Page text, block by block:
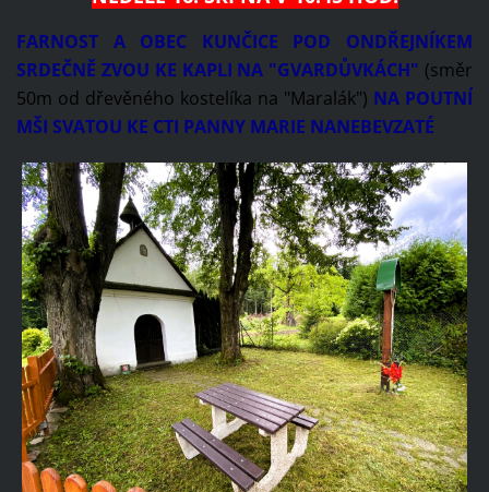
FARNOST A OBEC KUNČICE POD ONDŘEJNÍKEM
SRDEČNĚ ZVOU KE KAPLI NA "GVARDŮVKÁCH" (směr
50m od dřevěného kostelíka na "Maralák") NA POUTNÍ
MŠI SVATOU KE CTI PANNY MARIE NANEBEVZATÉ